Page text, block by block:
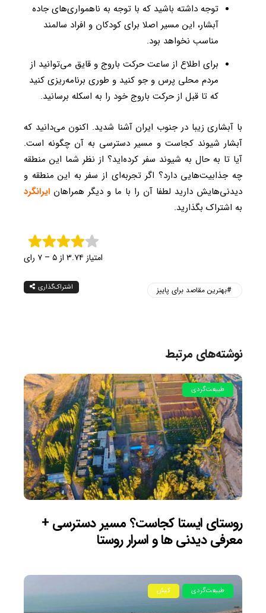
توجه داشته باشید که با توجه به ناهمواری‌های جاده
آبشار، این مسیر اصلا برای کودکان و افراد سالمند
مناسب نخواهد بود.
برای اطلاع از ساعت حرکت باروج و قایق می‌توانید از
مردم محلی پرس و جو کنید و طوری برنامه‌ریزی کنید
که تا قبل از حرکت باروج خود را به اسکله برسانید.
با آبشاری زیبا در جنوب ایران آشنا شدید. اکنون می‌دانید که
آبشار شیوند کجاست و مسیر دسترسی به آن چگونه است.
آیا تا به حال به شیوند سفر کرده‌اید؟ از نظر شما این منطقه
چه جذابیت‌هایی دارد؟ اگر تجربه‌ای از سفر به این منطقه و
دیدنی‌هایش دارید لطفا آن را با ما و دیگر همراهان ایرانگرد
به اشتراک بگذارید.
امتیاز ۳.۷۴ از ۵ – ۷ رای
بهترین مقاصد برای پاییز اشتراک‌گذاری
نوشته‌های مرتبط
طبیعت‌گردی
روستای ایستا کجاست؟ مسیر دسترسی +
معرفی دیدنی ها و اسرار روستا
طبیعت‌گردی کیش